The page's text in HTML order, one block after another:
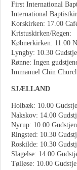
First International
International
Korskirken: 17.00
Kristuskirken/Regen:
Købnerkirken: 11.00
Lyngby: 10.30
Rønne: Ingen
Immanuel Chin
SJÆLLAND
Holbæk: 10.00
Nakskov: 14.00
Nyrup: 10.00
Ringsted: 10.30
Roskilde: 10.30
Slagelse: 14.00
Tølløse: 10.00